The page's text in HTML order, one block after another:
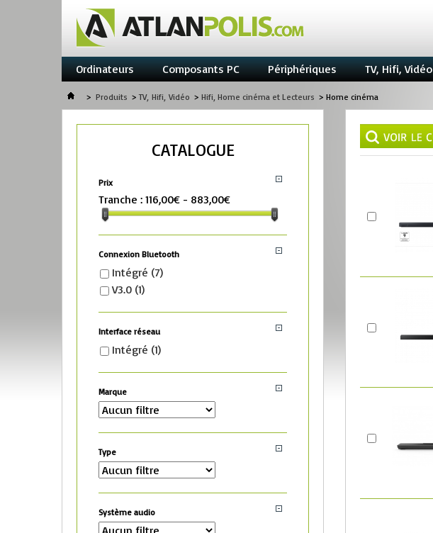
Ordinateurs Composants PC Périphériques TV, Hifi, Vidéo
> Produits > TV, Hifi, Vidéo > Hifi, Home cinéma et Lecteurs > Home cinéma
CATALOGUE
Prix
Tranche : 116,00€ - 883,00€
Connexion Bluetooth
Intégré (7)
V3.0 (1)
Interface réseau
Intégré (1)
Marque
Type
Système audio